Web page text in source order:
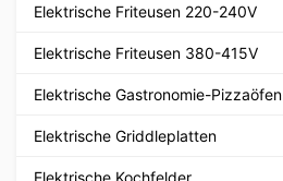
Elektrische Friteusen 220-240V
Elektrische Friteusen 380-415V
Elektrische Gastronomie-Pizzaöfen
Elektrische Griddleplatten
Elektrische Kochfelder